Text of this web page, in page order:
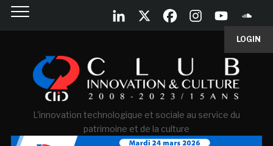
LOGIN
L'innovation technologique et sociale au service du
patrimoine et de la culture